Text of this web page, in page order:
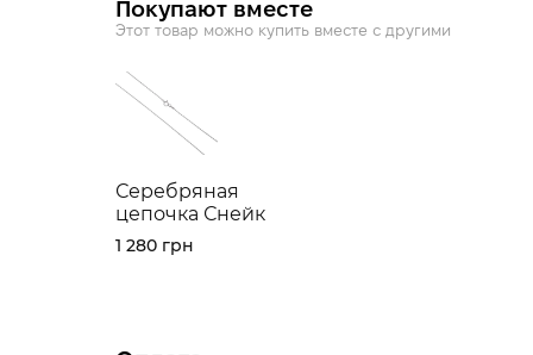
Покупают вместе
Этот товар можно купить вместе с другими
Серебряная
цепочка Снейк
1 280 грн